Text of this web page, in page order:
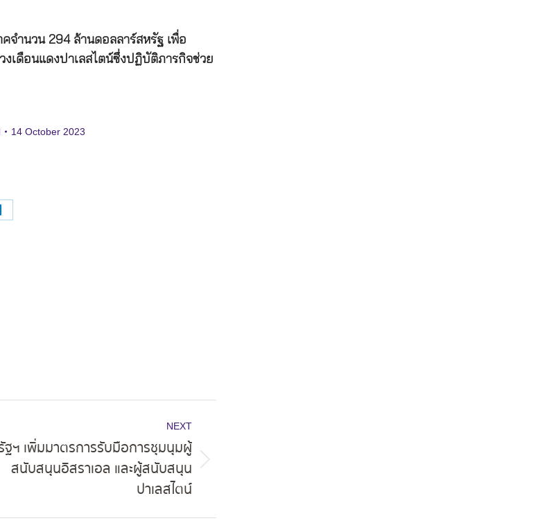
จำนวน 294 ล้านดอลลาร์สหรัฐ เพื่อ
งเดือนแดงปาเลสไตน์ซึ่งปฏิบัติภารกิจช่วย
14 October 2023
NEXT
ฐฯ เพิ่มมาตรการรับมือการชุมนุมผู้
สนับสนุนอิสราเอล และผู้สนับสนุน
ปาเลสไตน์